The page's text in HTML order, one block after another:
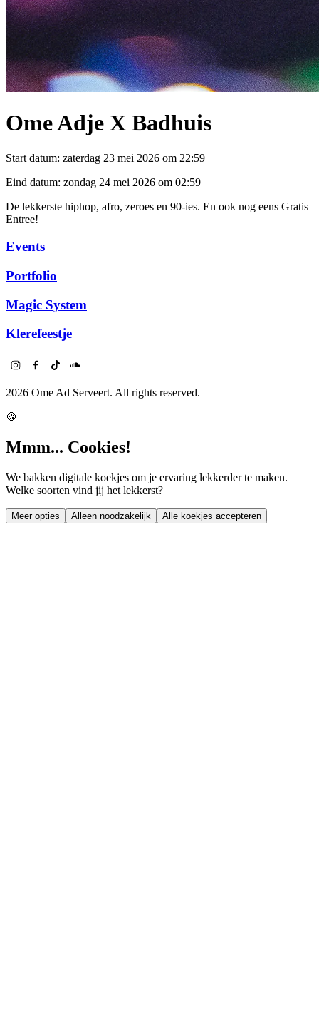
Ome Adje X Badhuis
Start datum: zaterdag 23 mei 2026 om 22:59
Eind datum: zondag 24 mei 2026 om 02:59
De lekkerste hiphop, afro, zeroes en 90-ies. En ook nog eens Gratis
Entree!
Events
Portfolio
Magic System
Klerefeestje
2026 Ome Ad Serveert. All rights reserved.
🍪
Mmm... Cookies!
We bakken digitale koekjes om je ervaring lekkerder te maken.
Welke soorten vind jij het lekkerst?
Meer opties Alleen noodzakelijk Alle koekjes accepteren